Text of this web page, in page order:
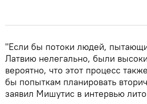
"Если бы потоки людей,
Латвию нелегально, были
вероятно, что этот процесс
бы попыткам планировать
заявил Мишутис в интервью